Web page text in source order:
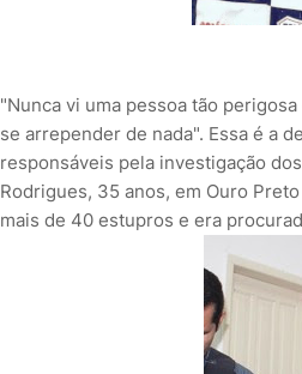
"Nunca vi uma pessoa tão
se arrepender de nada". Essa é a
responsáveis pela investigação
Rodrigues, 35 anos, em Ouro
mais de 40 estupros e era